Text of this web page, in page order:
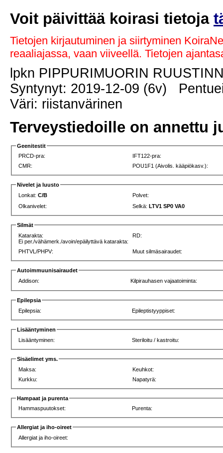
Voit päivittää koirasi tietoja
Tietojen kirjautuminen ja siirtyminen
reaaliajassa, vaan viiveellä. Tietojen
lpkn PIPPURIMUORIN
Syntynyt: 2019-12-09 (6v)
Väri: riistanvärinen
Terveystiedoille on annettu
Geenitestit
PRCD-pra:
IFT122-pra:
CMR:
POU1F1 (Aivolis. kääpiökasv.):
Nivelet ja luusto
Lonkat:C/B
Polvet:
Olkanivelet:
Selkä:LTV1 SP0 VA0
Silmät
Katarakta:
Ei per./vähämerk./avoin/epäilyttävä katarakta:
RD:
PHTVL/PHPV: Muut silmäsairaudet:
Autoimmuunisairaudet
Addison:
Kilpirauhasen vajaatoiminta:
Epilepsia
Epilepsia:
Epileptistyyppiset:
Lisääntyminen
Lisääntyminen:
Steriloitu / kastroitu:
Sisäelimet yms.
Maksa:
Keuhkot:
Kurkku:
Napatyrä:
Hampaat ja purenta
Hammaspuutokset:
Purenta:
Allergiat ja iho-oireet
Allergiat ja iho-oireet: